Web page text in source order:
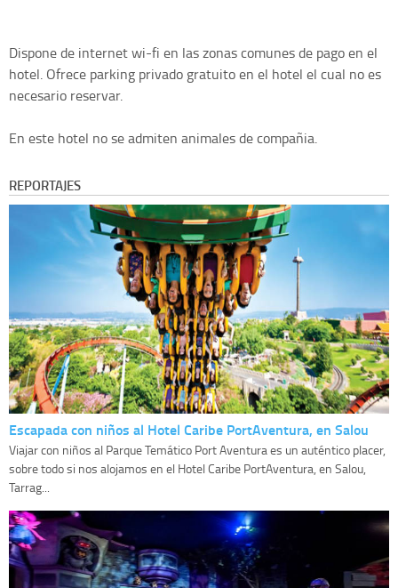
Dispone de internet wi-fi en las zonas comunes de pago en el
hotel. Ofrece parking privado gratuito en el hotel el cual no es
necesario reservar.
En este hotel no se admiten animales de compañia.
REPORTAJES
Escapada con niños al Hotel Caribe PortAventura, en Salou
Viajar con niños al Parque Temático Port Aventura es un auténtico placer,
sobre todo si nos alojamos en el Hotel Caribe PortAventura, en Salou,
Tarrag...